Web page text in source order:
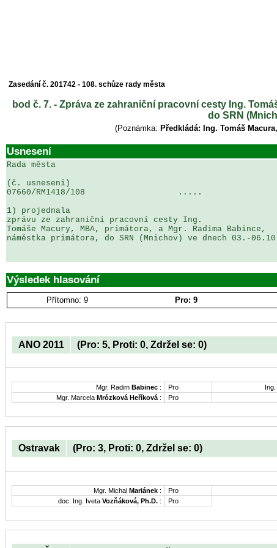
Zasedání č. 201742 - 108. schůze rady města
bod č. 7. - Zpráva ze zahraniční pracovní cesty Ing.
do SRN
(Poznámka: Předkládá: Ing. Tomáš
Usnesení
Rada města
(č. usneseni)
07660/RM1418/108                   .....
1) projednala
zprávu ze zahraniční pracovní cesty Ing.
Tomáše Macury, MBA, primátora, a Mgr. Radima Babince,
náměstka primátora, do SRN (Mnichov) ve dnech 03.-
Výsledek hlasování
Přítomno: 9 Pro: 9
ANO 2011 (Pro: 5, Proti: 0, Zdržel se: 0)
Mgr. Radim Babinec : Pro
Mgr. Marcela Mrózková Heříková : Pro
Ostravak (Pro: 3, Proti: 0, Zdržel se: 0)
Mgr. Michal Mariánek : Pro
doc. Ing. Iveta Vozňáková, Ph.D. : Pro